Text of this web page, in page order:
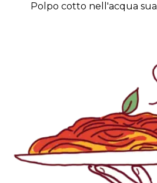
Polpo cotto nell'acqua sua